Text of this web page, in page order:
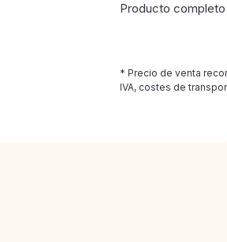
Producto completo
* Precio de venta
IVA, costes de